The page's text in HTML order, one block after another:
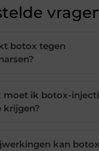
botox tegen
moet ik botox-
krijgen?
kan botox